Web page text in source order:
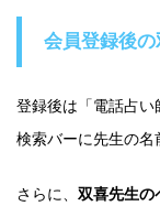
会員登録後
登録後は「電話占い
検索バーに先生の名
さらに、 双喜先生の